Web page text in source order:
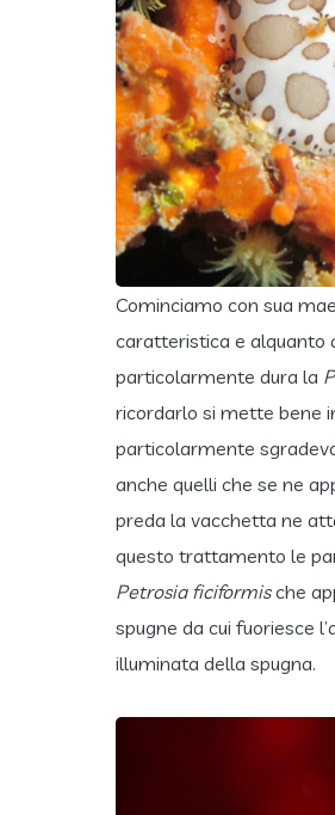
Cominciamo con sua
caratteristica e alquanto
particolarmente dura la
ricordarlo si mette bene
particolarmente
anche quelli che se ne
preda la vacchetta ne
questo trattamento le
Petrosia ficiformische
spugne da cui fuoriesce
illuminata della spugna.